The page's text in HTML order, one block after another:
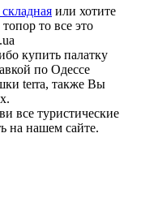
или хотите
то все это
купить палатку
по Одессе
terra, также Вы
все туристические
на нашем сайте.